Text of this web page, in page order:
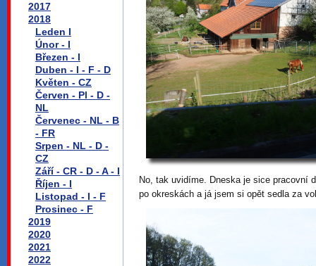
2017
2018
Leden I
Únor - I
Březen - I
Duben - I - F - D
Květen - CZ
Červen - Pl - D -
NL
Červenec - NL - B
- FR
Srpen - NL - D -
CZ
Září - CR - D - A - I
Říjen - I
Listopad - I - F
Prosinec - F
2019
2020
2021
2022
No, tak uvidíme. Dneska je sice pracovní
po okreskách a já jsem si opět sedla za